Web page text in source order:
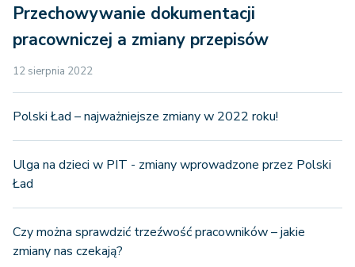
Przechowywanie dokumentacji
pracowniczej a zmiany przepisów
12 sierpnia 2022
Polski Ład – najważniejsze zmiany w 2022 roku!
Ulga na dzieci w PIT - zmiany wprowadzone przez Polski
Ład
Czy można sprawdzić trzeźwość pracowników – jakie
zmiany nas czekają?